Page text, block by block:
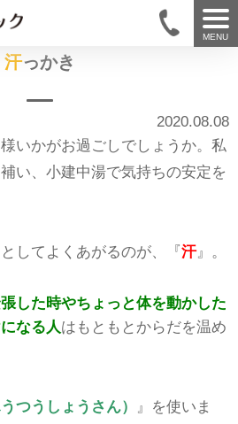
MENU
汗っかき
2020.08.08
いかがお過ごしでしょうか。私
い、小建中湯で気持ちの安定を
してよくあがるのが、『汗』。
した時やちょっと体を動かした
なる人はもともとからだを温め
つうしょうさん）
』を使いま